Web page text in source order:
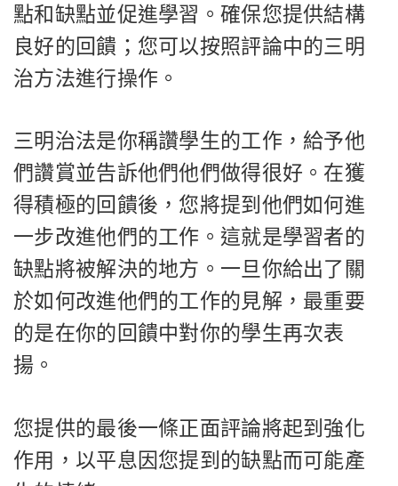
點和缺點並促進學習。確保您提供結構
良好的回饋；您可以按照評論中的三明
治方法進行操作。
三明治法是你稱讚學生的工作，給予他
們讚賞並告訴他們他們做得很好。在獲
得積極的回饋後，您將提到他們如何進
一步改進他們的工作。這就是學習者的
缺點將被解決的地方。一旦你給出了關
於如何改進他們的工作的見解，最重要
的是在你的回饋中對你的學生再次表
揚。
您提供的最後一條正面評論將起到強化
作用，以平息因您提到的缺點而可能產